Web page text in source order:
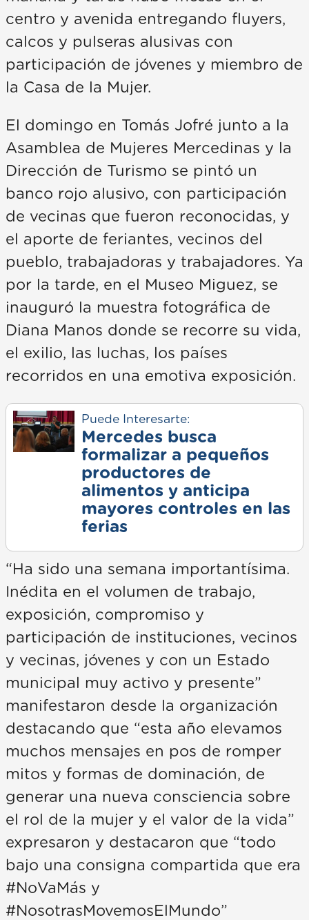
centro y avenida entregando fluyers,
calcos y pulseras alusivas con
participación de jóvenes y miembro de
la Casa de la Mujer.
El domingo en Tomás Jofré junto a la
Asamblea de Mujeres Mercedinas y la
Dirección de Turismo se pintó un
banco rojo alusivo, con participación
de vecinas que fueron reconocidas, y
el aporte de feriantes, vecinos del
pueblo, trabajadoras y trabajadores. Ya
por la tarde, en el Museo Miguez, se
inauguró la muestra fotográfica de
Diana Manos donde se recorre su vida,
el exilio, las luchas, los países
recorridos en una emotiva exposición.
Puede Interesarte:
Mercedes busca
formalizar a pequeños
productores de
alimentos y anticipa
mayores controles en las
ferias
“Ha sido una semana importantísima.
Inédita en el volumen de trabajo,
exposición, compromiso y
participación de instituciones, vecinos
y vecinas, jóvenes y con un Estado
municipal muy activo y presente”
manifestaron desde la organización
destacando que “esta año elevamos
muchos mensajes en pos de romper
mitos y formas de dominación, de
generar una nueva consciencia sobre
el rol de la mujer y el valor de la vida”
expresaron y destacaron que “todo
bajo una consigna compartida que era
#NoVaMás y
#NosotrasMovemosElMundo”